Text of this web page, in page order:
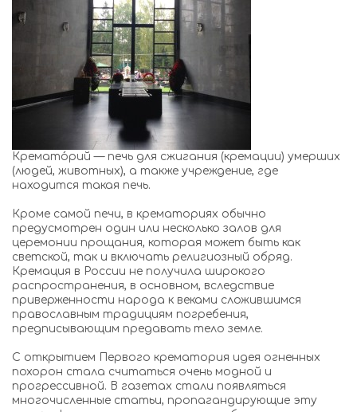
Кремато́рий — печь для сжигания (кремации) умерших
(людей, животных), а также учреждение, где
находится такая печь.
Кроме самой печи, в крематориях обычно
предусмотрен один или несколько залов для
церемонии прощания, которая может быть как
светской, так и включать религиозный обряд.
Кремация в России не получила широкого
распространения, в основном, вследствие
приверженности народа к веками сложившимся
православным традициям погребения,
предписывающим предавать тело земле.
С открытием Первого крематория идея огненных
похорон стала считаться очень модной и
прогрессивной. В газетах стали появляться
многочисленные статьи, пропагандирующие эту